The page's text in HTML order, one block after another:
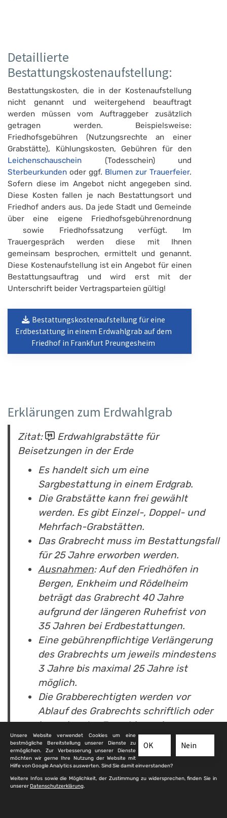
Detaillierte
Bestattungskostenaufstellung:
Bestattungskosten, die in der Kostenaufstellung
nicht genannt und weitergehend beauftragt
werden müssen vom Auftraggeber zusätzlich
getragen werden. Beispielsweise:
Friedhofsgebühren (Nutzungsrechte an einer
Grabstätte), Kühlungskosten, Gebühren für den
Leichenschauschein (Todesschein) und
Sterbeurkunden oder ggf. Blumen zur Trauerfeier.
Sofern diese im Angebot nicht angegeben sind.
Diese Kosten fallen je nach Bestattungsort und
Friedhof anders aus. Da jede Stadt und Gemeinde
über eine eigene Friedhofsgebührenordnung
sowie Friedhofssatzung verfügt. Im
Trauergespräch werden diese mit Ihnen
gemeinsam besprochen, ermittelt und genannt.
Diese Kostenaufstellung ist ein Angebot für einen
Bestattungsauftrag und wird erst mit der
Unterschrift beider Vertragsparteien gültig!
Bestattungskostenaufstellung für eine
Erdbestattung in einem Erdwahlgrab auf dem
Friedhof in Frankfurt Preungesheim
Erklärungen zum Erdwahlgrab
Zitat:
Erdwahlgrabstätte für
Beisetzungen in der Erde
Es handelt sich um eine
Sargbestattung in einem Erdgrab.
Die Grabstätte kann frei gewählt
werden. Es gibt Einzel-, Doppel- und
Mehrfach-Grabstätten.
Das Grabrecht muss im Bestattungsfall
für 25 Jahre erworben werden.
Ausnahmen: Auf den Friedhöfen in
Bergen, Enkheim und Rödelheim
beträgt das Grabrecht 40 Jahre
aufgrund der längeren Ruhefrist von
35 Jahren bei Erdbestattungen.
Eine gebührenpflichtige Verlängerung
des Grabrechts um jeweils mindestens
3 Jahre bis maximal 25 Jahre ist
möglich.
Die Grabberechtigten werden vor
Ablauf des Grabrechts schriftlich oder
in geeigneter Form hingewiesen.
Voraussetzung: Die aktuelle Adresse
liegt vor.
Das Grabrecht kann auch im Voraus für
die Dauer von mindestens 3 Jahren bis
Nein
OK
Unsere Website verwendet Cookies um eine
bestmögliche Bereitstellung unserer Dienste zu
ermöglichen. Zur Verbesserung unserer Dienste
möchten wir gerne Ihre Nutzung der Website mit
Hilfe von Google Analytics auswerten. Sind Sie damit einverstanden?
Weitere Infos sowie die Möglichkeit, der Zustimmung zu widersprechen, finden Sie in
unsererDatenschutzerklärung.